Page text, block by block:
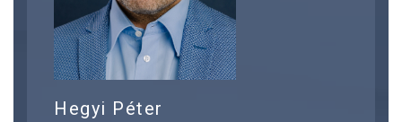
Hegyi Péter